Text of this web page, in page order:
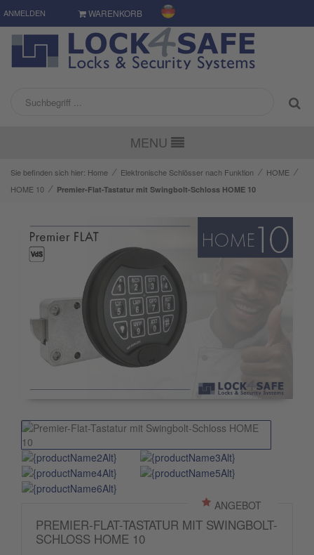
ANMELDEN WARENKORB
MENU
Sie befinden sich hier: Home ⁄ Elektronische Schlösser nach Funktion ⁄ HOME ⁄
HOME 10 ⁄ Premier-Flat-Tastatur mit Swingbolt-Schloss HOME 10
ANGEBOT
PREMIER-FLAT-TASTATUR MIT SWINGBOLT-
SCHLOSS HOME 10